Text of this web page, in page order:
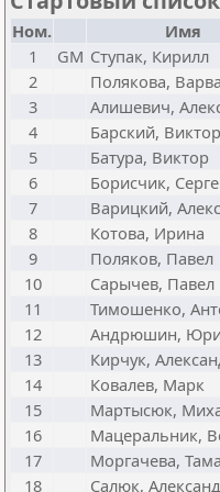
Ном. Имя
1
GM Ступак, Кирилл
2
Полякова,
3
Алишевич,
4
Барский, Виктор
5
Батура, Виктор
6
Борисчик,
7
Варицкий,
8
Котова, Ирина
9
Поляков, Павел
10
Сарычев, Павел
11
Тимошенко,
12
Андрюшин,
13
Кирчук,
14
Ковалев, Марк
15
Мартысюк,
16
Мацеральник,
17
Моргачева,
18
Салюк,